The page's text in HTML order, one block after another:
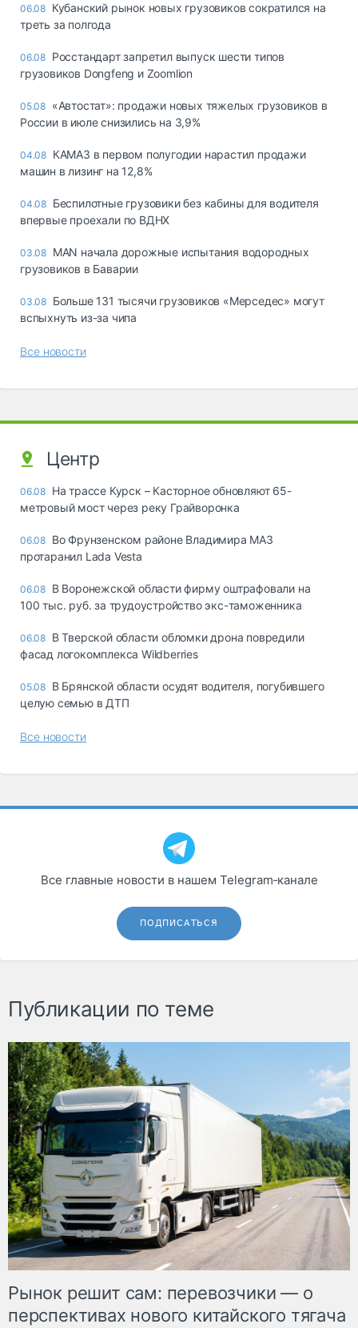
06.08 Кубанский рынок новых грузовиков сократился на
треть за полгода
06.08 Росстандарт запретил выпуск шести типов
грузовиков Dongfeng и Zoomlion
05.08 «Автостат»: продажи новых тяжелых грузовиков в
России в июле снизились на 3,9%
04.08 КАМАЗ в первом полугодии нарастил продажи
машин в лизинг на 12,8%
04.08 Беспилотные грузовики без кабины для водителя
впервые проехали по ВДНХ
03.08 MAN начала дорожные испытания водородных
грузовиков в Баварии
03.08 Больше 131 тысячи грузовиков «Мерседес» могут
вспыхнуть из-за чипа
Все новости
Центр
06.08 На трассе Курск – Касторное обновляют 65-
метровый мост через реку Грайворонка
06.08 Во Фрунзенском районе Владимира МАЗ
протаранил Lada Vesta
06.08 В Воронежской области фирму оштрафовали на
100 тыс. руб. за трудоустройство экс-таможенника
06.08 В Тверской области обломки дрона повредили
фасад логокомплекса Wildberries
05.08 В Брянской области осудят водителя, погубившего
целую семью в ДТП
Все новости
Все главные новости в нашем Telegram‑канале
ПОДПИСАТЬСЯ
Публикации по теме
Рынок решит сам: перевозчики — о
перспективах нового китайского тягача